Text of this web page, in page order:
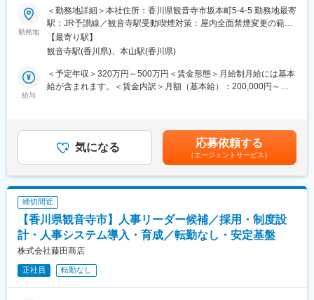
900件超の実績を持つ老舗企業で、再生可能エネルギーの最前線
に立てるやりがいがあります。安定した勤務環境で、働き方改革
も進行中です。
OJTや現場同行により、着実にスキルアップできる環境を整えて
います。
も一部利用可。現場は基本日帰りで、転勤はありません。
ジメント職へのステップアップも可能です。
■企業の特徴/魅力
創業140年超、地域に根ざした総合エネルギー企業。安定基盤の
もとで社会貢献性の高い仕事に携われます。
■業務概要
当社の電力開発部に所属し、香川県を中心に四国エリアの既存顧
客への再生可能エネルギー関連機器の保守・修理・交換提案やリ
パワリング、蓄電池の新規設置、発電所売買の仲介、新規顧客へ
の太陽光発電設備導入提案、自社電源の新規開発など多岐にわた
る提案型営業をお任せします。地域のエネルギー課題解決と持続
可能な社会づくりに貢献するポジションです。
案
・太陽光発電や蓄電池の設置、リパワリング（既存設備の出力向
・自社電源の新規開発に関する調査、企画、関係各所との調整
・アフターフォローや導入後の運用支援
・営業資料や見積書の作成、事務対応
■扱うサービス
勤務地
＜勤務地詳細＞本社住所：香川県観音寺市坂本町5-4-5 勤務地最寄
駅：JR予讃線／観音寺駅受動喫煙対策：屋内全面禁煙変更の範
囲：会社の定める事業所
【最寄り駅】
観音寺駅(香川県)、本山駅(香川県)
給与
＜予定年収＞320万円～500万円＜賃金形態＞月給制月給には基本
給が含まれます。＜賃金内訳＞月額（基本給）：200,000円～
はあくまでも目安の金額であり、選考を通じて上下する可能性が
あります。月給(月額)は固定手当を含めた表記です。
気になる 応募依頼する
（エージェントサービス）
締切間近
【香川県観音寺市】人事リーダー候補／採用・制度設
計・人事システム導入・育成／転勤なし・安定基盤
株式会社藤田商店
正社員 転勤なし